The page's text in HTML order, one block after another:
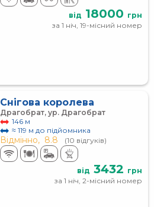
від 18000 грн
за 1 ніч, 19-місний номер
Снігова королева
Драгобрат, ур. Драгобрат
146 м
≈ 119 м до підйомника
Відмінно, 8.8 (10 відгуків)
від 3432 грн
за 1 ніч, 2-місний номер